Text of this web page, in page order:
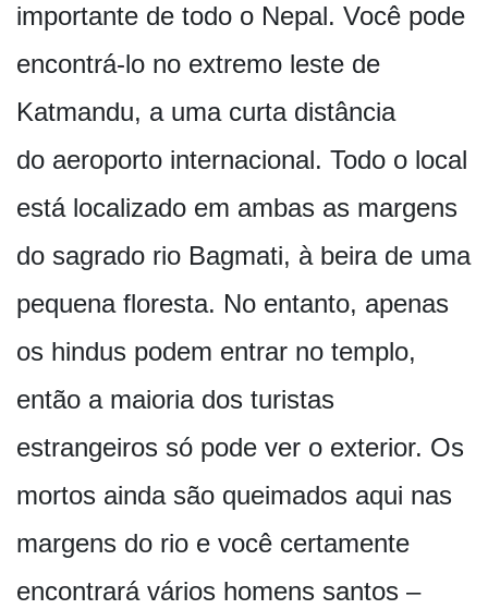
importante de todo o Nepal. Você pode
encontrá-lo no extremo leste de
Katmandu, a uma curta distância
do aeroporto internacional. Todo o local
está localizado em ambas as margens
do sagrado rio Bagmati, à beira de uma
pequena floresta. No entanto, apenas
os hindus podem entrar no templo,
então a maioria dos turistas
estrangeiros só pode ver o exterior. Os
mortos ainda são queimados aqui nas
margens do rio e você certamente
encontrará vários homens santos –